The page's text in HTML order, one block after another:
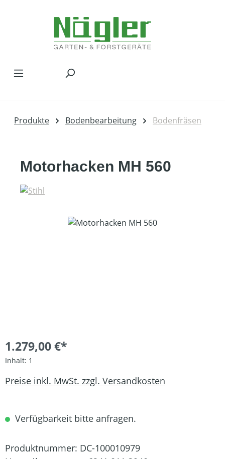
Produkte Bodenbearbeitung Bodenfräsen
Motorhacken MH 560
Bildergalerie überspringen
1.279,00 €*
Inhalt: 1
Preise inkl. MwSt. zzgl. Versandkosten
Verfügbarkeit bitte anfragen.
Produktnummer: DC-100010979